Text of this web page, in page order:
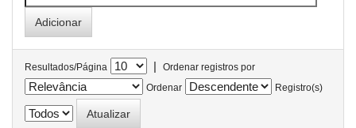
Resultados/Página |
Ordenar registros por
Ordenar
Registro(s)